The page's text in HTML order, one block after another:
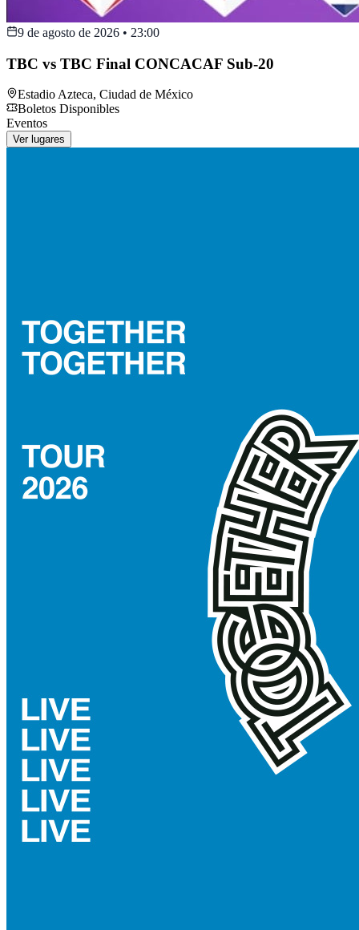
9 de agosto de 2026 • 23:00
TBC vs TBC Final CONCACAF Sub-20
Estadio Azteca, Ciudad de México
Boletos Disponibles
Eventos
Ver lugares